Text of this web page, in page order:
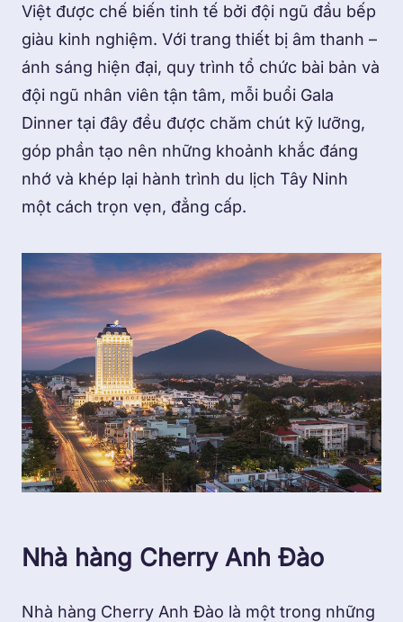
Việt được chế biến tinh tế bởi đội ngũ đầu bếp
giàu kinh nghiệm. Với trang thiết bị âm thanh –
ánh sáng hiện đại, quy trình tổ chức bài bản và
đội ngũ nhân viên tận tâm, mỗi buổi Gala
Dinner tại đây đều được chăm chút kỹ lưỡng,
góp phần tạo nên những khoảnh khắc đáng
nhớ và khép lại hành trình du lịch Tây Ninh
một cách trọn vẹn, đẳng cấp.
Nhà hàng Cherry Anh Đào
Nhà hàng Cherry Anh Đào là một trong những